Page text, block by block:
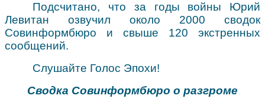
Подсчитано, что за годы войны Юрий
Левитан озвучил около 2000 сводок
Совинформбюро и свыше 120 экстренных
сообщений.
Слушайте Голос Эпохи!
Сводка Совинформбюро о разгроме